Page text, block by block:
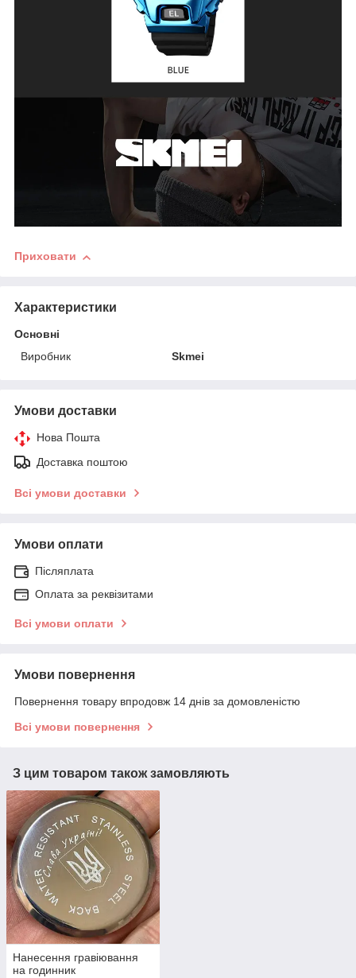
Приховати
Характеристики
Основні
Виробник
Skmei
Умови доставки
Нова Пошта
Доставка поштою
Всі умови доставки
Умови оплати
Післяплата
Оплата за реквізитами
Всі умови оплати
Умови повернення
Повернення товару впродовж 14 днів за домовленістю
Всі умови повернення
З цим товаром також замовляють
Нанесення гравіювання
на годинник